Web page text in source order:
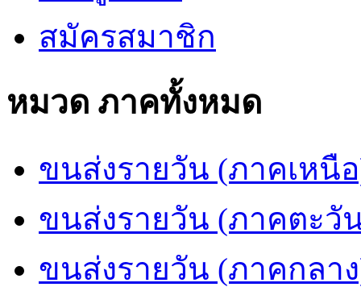
สมัครสมาชิก
หมวด ภาคทั้งหมด
ขนส่งรายวัน (ภาคเหนื
ขนส่งรายวัน (ภาคตะวั
ขนส่งรายวัน (ภาคกลา